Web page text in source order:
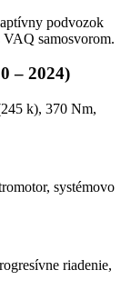
podvozok
samosvorom.
– 2024)
k), 370 Nm,
systémovo
riadenie,